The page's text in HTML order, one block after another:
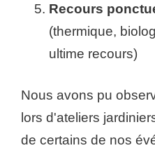
Recours
(thermique,
ultime recours)
Nous avons pu
lors d'ateliers
de certains de nos